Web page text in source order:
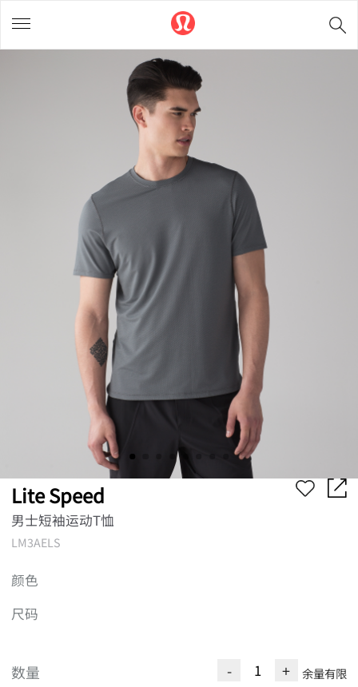
Lite Speed
男士短袖运动T恤
LM3AELS
颜色
尺码
数量 - + 余量有限